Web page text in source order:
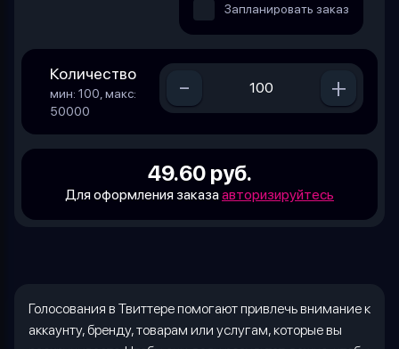
Запланировать заказ
Количество
мин: 100, макс:
50000
- +
49.60 руб.
Для оформления заказаавторизируйтесь
Голосования в Твиттере помогают привлечь внимание к
аккаунту, бренду, товарам или услугам, которые вы